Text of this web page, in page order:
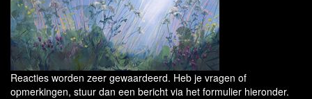
Reacties worden zeer gewaardeerd. Heb je vragen of
opmerkingen, stuur dan een bericht via het formulier hieronder.